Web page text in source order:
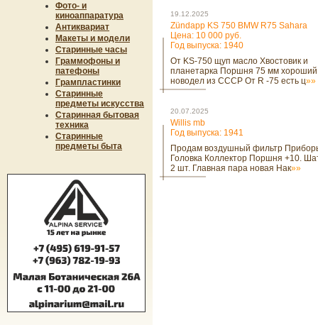
Фото- и
киноаппаратура
Антиквариат
Макеты и модели
Старинные часы
Граммофоны и
патефоны
Грампластинки
Старинные
предметы искусства
Старинная бытовая
техника
Старинные
предметы быта
19.12.2025
Zündapp KS 750 BMW R75 Sahara
Цена: 10 000 руб.
Год выпуска: 1940
От KS-750 щуп масло Хвостовик и
планетарка Поршня 75 мм хороший
новодел из СССР От R -75 есть ц»»
20.07.2025
Willis mb
Год выпуска: 1941
Продам воздушный фильтр
Головка Коллектор Поршня +10.
2 шт. Главная пара новая Нак»»